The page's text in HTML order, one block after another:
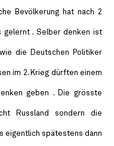
Bevölkerung hat nach 2
gelernt . Selber denken ist
die Deutschen Politiker
im 2. Krieg dürften einem
geben . Die grösste
Russland sondern die
eigentlich spätestens dann